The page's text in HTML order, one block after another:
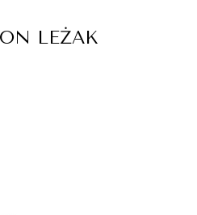
LEŻAK